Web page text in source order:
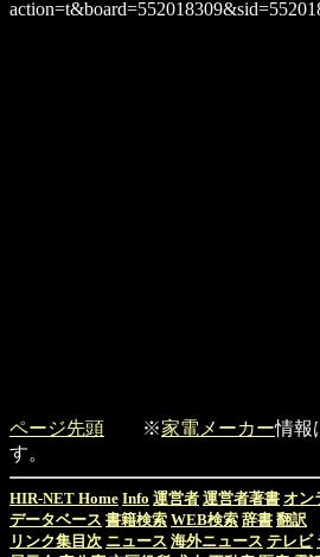
ページ先頭 ※家電メーカー情報
す。
HIR-NET Home Info 運営者 運営者著書 オン
データベース 書籍検索 WEB検索 辞書 翻訳
リンク集目次 ニュース 海外ニュース テレビ